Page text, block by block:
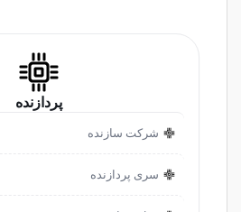
پردازنده
شرکت سازنده
سری پردازنده